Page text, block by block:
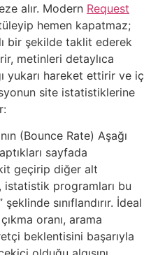
alır. Modern Request
hemen kapatmaz;
bir şekilde taklit ederek
metinleri detaylıca
yukarı hareket ettirir ve iç
site istatistiklerine
(Bounce Rate) Aşağı
sayfada
geçirip diğer alt
istatistik programları bu
sınıflandırır. İdeal
oranı, arama
beklentisini başarıyla